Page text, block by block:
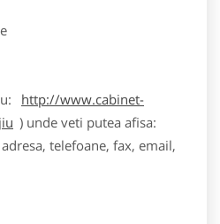
http://www.cabinet-
) unde veti putea afisa:
telefoane, fax, email,